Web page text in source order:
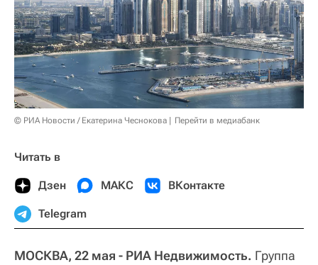
© РИА Новости / Екатерина Чеснокова Перейти в медиабанк
Читать в
Дзен МАКС ВКонтакте
Telegram
МОСКВА, 22 мая - РИА Недвижимость. Группа